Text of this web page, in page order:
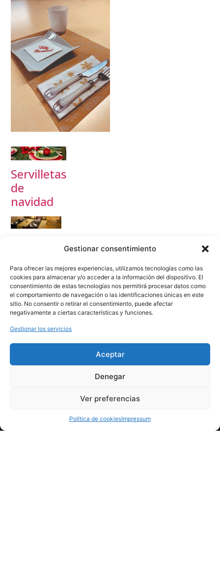
Gestionar consentimiento
Para ofrecer las mejores experiencias, utilizamos tecnologías como las
cookies para almacenar y/o acceder a la información del dispositivo. El
consentimiento de estas tecnologías nos permitirá procesar datos como
el comportamiento de navegación o las identificaciones únicas en este
sitio. No consentir o retirar el consentimiento, puede afectar
negativamente a ciertas características y funciones.
Gestionar los servicios
Aceptar
Denegar
Ver preferencias
Política de cookiesImpressum
Servilletas
de
navidad
Navidad
Navidad
Ecológicos